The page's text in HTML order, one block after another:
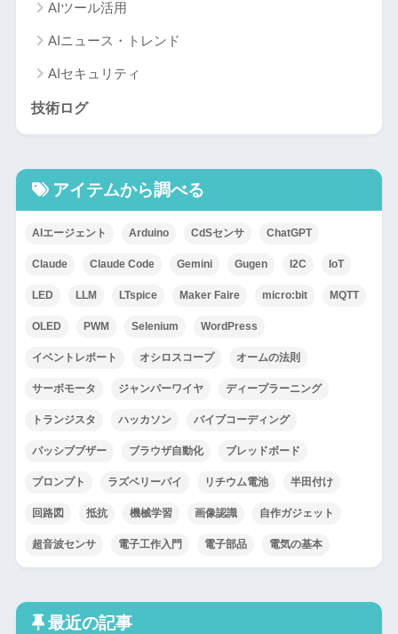
AIツール活用
AIニュース・トレンド
AIセキュリティ
技術ログ
アイテムから調べる
AIエージェント Arduino CdSセンサ ChatGPT
Claude Claude Code Gemini Gugen I2C IoT
LED LLM LTspice Maker Faire micro:bit MQTT
OLED PWM Selenium WordPress
イベントレポート オシロスコープ オームの法則
サーボモータ ジャンパーワイヤ ディープラーニング
トランジスタ ハッカソン バイブコーディング
パッシブブザー ブラウザ自動化 ブレッドボード
プロンプト ラズベリーパイ リチウム電池 半田付け
回路図 抵抗 機械学習 画像認識 自作ガジェット
超音波センサ 電子工作入門 電子部品 電気の基本
最近の記事